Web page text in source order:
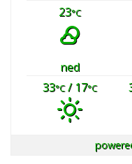
23°C
ned
33°C/ 17°C